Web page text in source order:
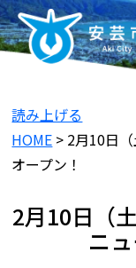
読み上げる
HOME > 2月10日
オープン！
2月10日（
ニ